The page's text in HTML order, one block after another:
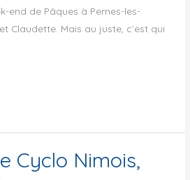
end de Pâques à Pernes-les-
Claudette. Mais au juste, c’est qui
Cyclo Nimois,